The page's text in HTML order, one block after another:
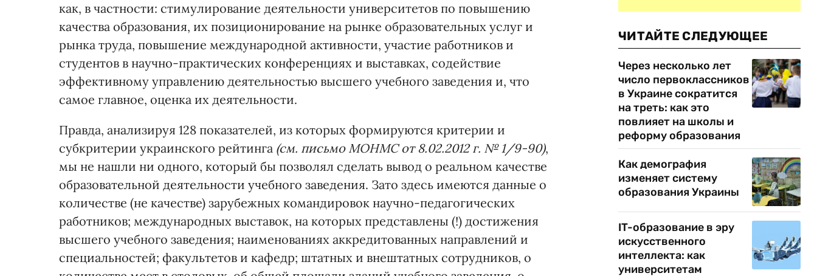
как, в частности: стимулирование деятельности университетов по повышению
качества образования, их позиционирование на рынке образовательных услуг и
рынка труда, повышение международной активности, участие работников и
студентов в научно-практических конференциях и выставках, содействие
эффективному управлению деятельностью высшего учебного заведения и, что
самое главное, оценка их деятельности.
Правда, анализируя 128 показателей, из которых формируются критерии и
субкритерии украинского рейтинга (см. письмо МОНМС от 8.02.2012 г. № 1/9-90),
мы не нашли ни одного, который бы позволял сделать вывод о реальном качестве
образовательной деятельности учебного заведения. Зато здесь имеются данные о
количестве (не качестве) зарубежных командировок научно-педагогических
работников; международных выставок, на которых представлены (!) достижения
высшего учебного заведения; наименованиях аккредитованных направлений и
специальностей; факультетов и кафедр; штатных и внештатных сотрудников, о
ЧИТАЙТЕ СЛЕДУЮЩЕЕ
Через несколько лет
число первоклассников
в Украине сократится
на треть: как это
повлияет на школы и
реформу образования
Как демография
изменяет систему
образования Украины
IT-образование в эру
искусственного
интеллекта: как
университетам